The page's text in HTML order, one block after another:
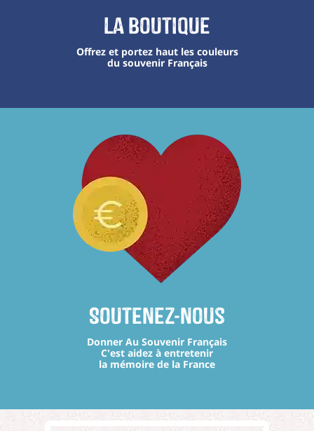
La boutique
Offrez et portez haut les couleurs
du souvenir Français
Soutenez-nous
Donner Au Souvenir Français
C'est aidez à entretenir
la mémoire de la France